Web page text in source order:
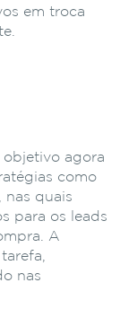
em troca
objetivo agora
como
, nas quais
para os leads
A
nas